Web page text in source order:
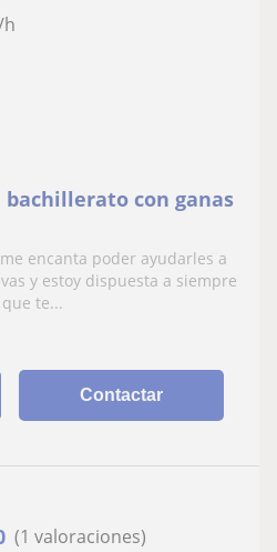
bachillerato con ganas
encanta poder ayudarles a
y estoy dispuesta a siempre
te...
Contactar
(1 valoraciones)